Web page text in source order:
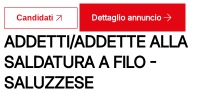
Candidati Dettaglio annuncio
ADDETTI/ADDETTE ALLA
SALDATURA A FILO -
SALUZZESE